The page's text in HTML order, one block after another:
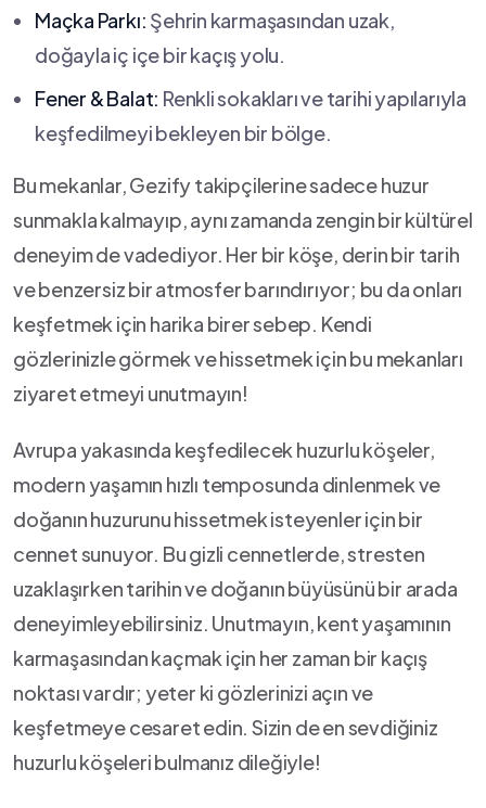
Maçka⁤ Parkı: Şehrin⁤ karmaşasından uzak,
doğayla iç içe bir kaçış yolu.
Fener ‍& Balat: Renkli⁣ sokakları ⁢ve tarihi yapılarıyla
keşfedilmeyi bekleyen ‌bir bölge.
Bu mekanlar,‍ Gezify takipçilerine​ sadece‍ huzur
sunmakla kalmayıp, aynı zamanda zengin bir kültürel
deneyim de vadediyor. ⁣Her bir köşe, derin ‌bir tarih
ve⁤ benzersiz ⁤bir atmosfer‌ barındırıyor; bu da onları
keşfetmek için harika birer⁤ sebep.​ Kendi
gözlerinizle görmek ve hissetmek için⁣ bu mekanları
ziyaret etmeyi⁣ unutmayın!
Avrupa yakasında keşfedilecek huzurlu köşeler,
modern‌ yaşamın hızlı temposunda dinlenmek ve
doğanın huzurunu ⁣hissetmek isteyenler için‌ bir
cennet sunuyor. Bu gizli cennetlerde, stresten
⁢uzaklaşırken⁢ tarihin ve doğanın büyüsünü bir arada
deneyimleyebilirsiniz. Unutmayın, kent yaşamının
karmaşasından‍ kaçmak için her zaman bir kaçış
noktası vardır; yeter ki gözlerinizi açın ve
keşfetmeye cesaret edin. Sizin de en sevdiğiniz‌
huzurlu ⁤köşeleri‌ bulmanız dileğiyle!